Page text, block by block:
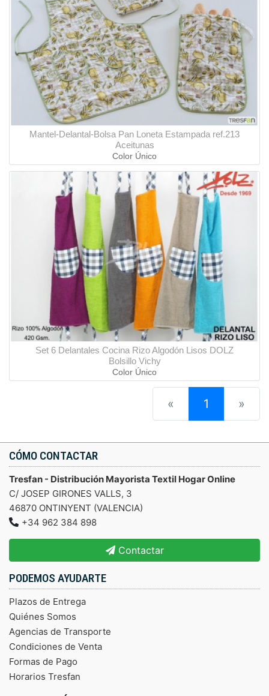
Mantel-Delantal-Bolsa Pan Loneta Estampada ref.213
Aceitunas
Color Único
Set 6 Delantales Cocina Rizo Algodón Lisos DOLZ
Bolsillo Vichy
Color Único
« 1 (current)
»
CÓMO CONTACTAR
Tresfan - Distribución Mayorista Textil Hogar Online
C/ JOSEP GIRONES VALLS, 3
46870 ONTINYENT (VALENCIA)
+34 962 384 898
Contactar
PODEMOS AYUDARTE
Plazos de Entrega
Quiénes Somos
Agencias de Transporte
Condiciones de Venta
Formas de Pago
Horarios Tresfan